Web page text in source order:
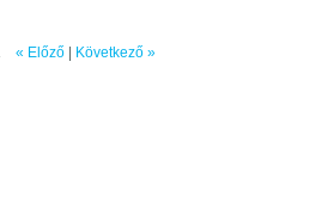
« Előző| Következő »